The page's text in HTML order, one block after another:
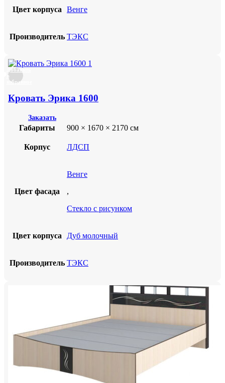
Цвет корпуса Венге
Производитель ТЭКС
Добавить
в
избранное
Кровать Эрика 1600
Заказать
Габариты 900 × 1670 × 2170 см
Корпус ЛДСП
Цвет фасада
Венге
,
Стекло с рисунком
Цвет корпуса Дуб молочный
Производитель ТЭКС